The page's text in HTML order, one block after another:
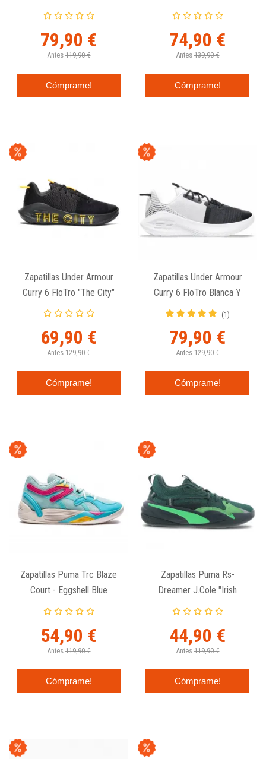
79,90 €
Antes 119,90 €
Cómprame!
74,90 €
Antes 139,90 €
Cómprame!
Zapatillas Under Armour
Curry 6 FloTro "The City"
69,90 €
Antes 129,90 €
Cómprame!
Zapatillas Under Armour
Curry 6 FloTro Blanca Y
Negra
(1)
79,90 €
Antes 129,90 €
Cómprame!
Zapatillas Puma Trc Blaze
Court - Eggshell Blue
54,90 €
Antes 119,90 €
Cómprame!
Zapatillas Puma Rs-
Dreamer J.Cole "Irish
Green"
44,90 €
Antes 119,90 €
Cómprame!